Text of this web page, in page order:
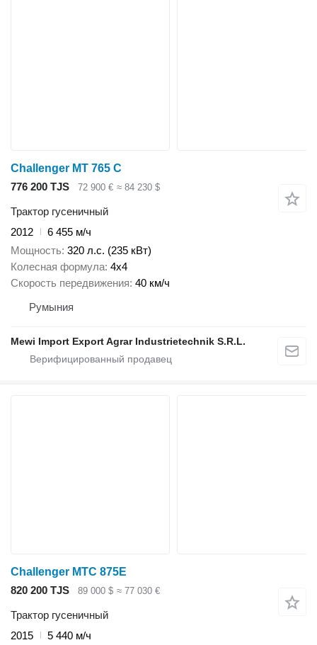
Challenger MT 765 C
776 200 TJS
72 900 € ≈ 84 230 $
Трактор гусеничный
2012
6 455 м/ч
Мощность 320 л.с. (235 кВт)
Колесная формула 4x4
Скорость передвижения 40 км/ч
Румыния
Mewi Import Export Agrar Industrietechnik S.R.L.
Challenger MTC 875E
820 200 TJS
89 000 $ ≈ 77 030 €
Трактор гусеничный
2015
5 440 м/ч